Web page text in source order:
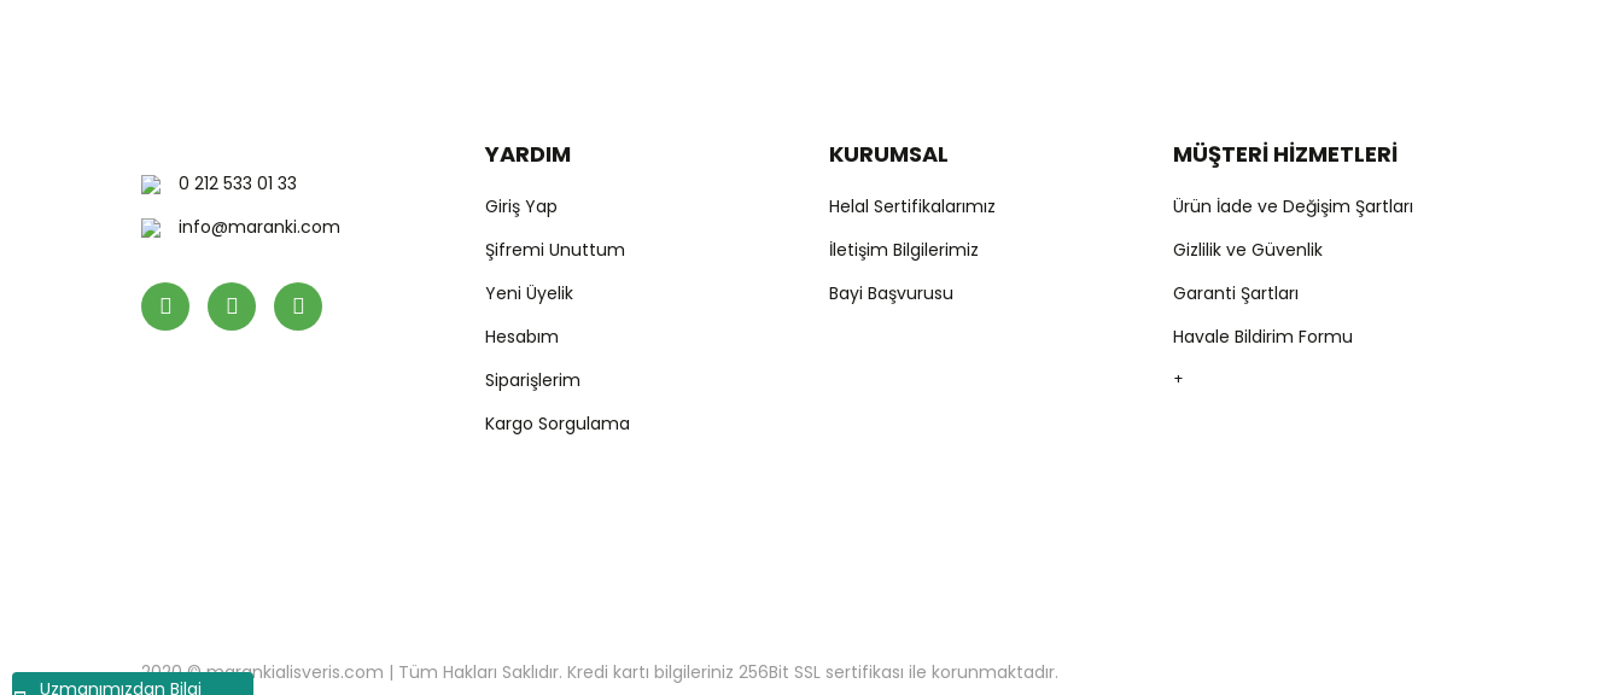
Uzmanımızdan Bilgi
0 212 533 01 33
info@maranki.com
YARDIM
Giriş Yap
Şifremi Unuttum
Yeni Üyelik
Hesabım
Siparişlerim
Kargo Sorgulama
KURUMSAL
Helal Sertifikalarımız
İletişim Bilgilerimiz
Bayi Başvurusu
MÜŞTERİ HİZMETLERİ
Ürün İade ve Değişim Şartları
Gizlilik ve Güvenlik
Garanti Şartları
Havale Bildirim Formu
+
2020 © marankialisveris.com | Tüm Hakları Saklıdır. Kredi kartı bilgileriniz 256Bit SSL sertifikası ile korunmaktadır.